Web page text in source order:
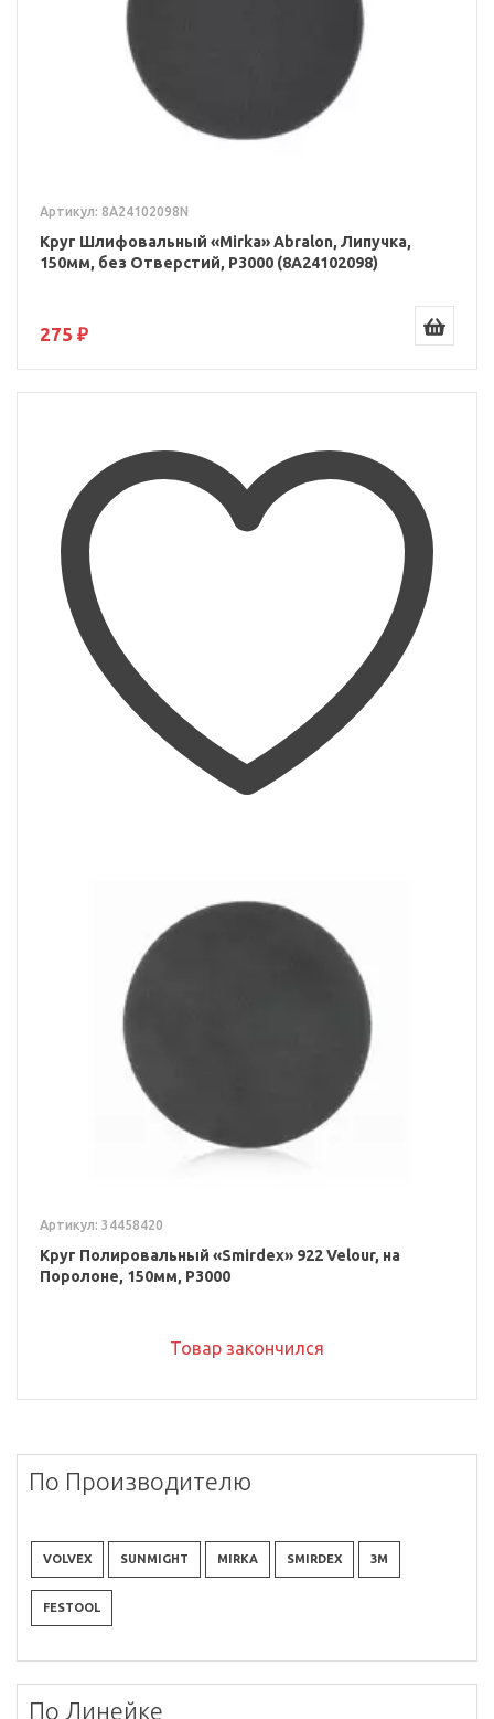
Артикул: 8A24102098N
Круг Шлифовальный «Mirka» Abralon, Липучка,
150мм, без Отверстий, P3000 (8A24102098)
275 ₽
Артикул: 34458420
Круг Полировальный «Smirdex» 922 Velour, на
Поролоне, 150мм, P3000
Товар закончился
По Производителю
VOLVEX SUNMIGHT MIRKA SMIRDEX 3M
FESTOOL
По Линейке